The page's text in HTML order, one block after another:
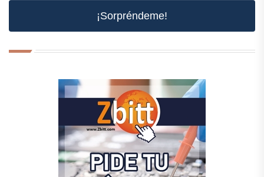
¡Sorpréndeme!